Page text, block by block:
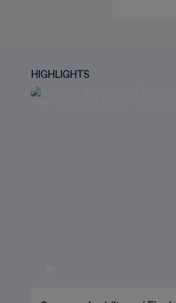
HIGHLIGHTS